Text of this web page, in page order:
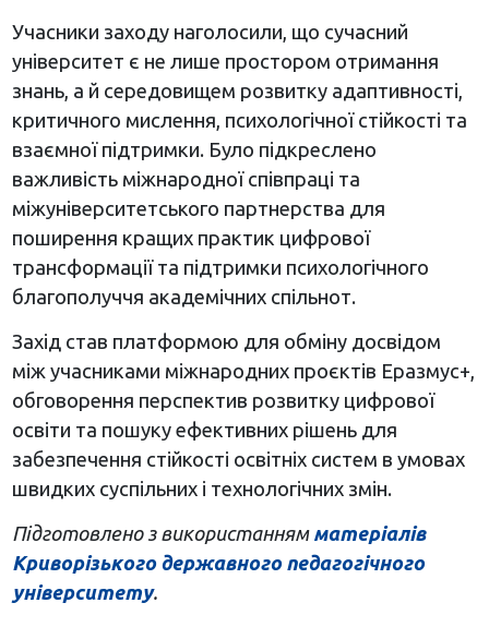
Учасники заходу наголосили, що сучасний
університет є не лише простором отримання
знань, а й середовищем розвитку адаптивності,
критичного мислення, психологічної стійкості та
взаємної підтримки. Було підкреслено
важливість міжнародної співпраці та
міжуніверситетського партнерства для
поширення кращих практик цифрової
трансформації та підтримки психологічного
благополуччя академічних спільнот.
Захід став платформою для обміну досвідом
між учасниками міжнародних проєктів Еразмус+,
обговорення перспектив розвитку цифрової
освіти та пошуку ефективних рішень для
забезпечення стійкості освітніх систем в умовах
швидких суспільних і технологічних змін.
Підготовлено з використанням матеріалів
Криворізького державного педагогічного
університету.